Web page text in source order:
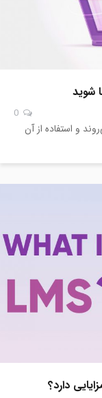
و استفاده از آن
دارد؟